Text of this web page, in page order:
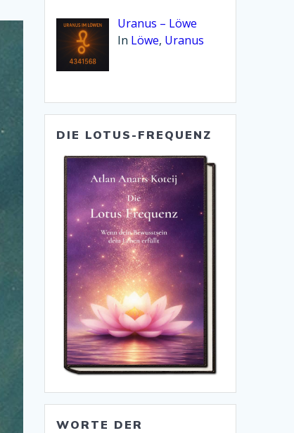
Uranus – Löwe
In Löwe, Uranus
DIE LOTUS-FREQUENZ
WORTE DER